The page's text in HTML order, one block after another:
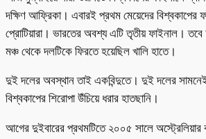
দক্ষিণ আফ্রিকা। এবারই প্রথম মেয়েদের বিশ্বকাপের
প্রোটিয়ারা। ভারতের অবশ্য এটি তৃতীয় ফাইনাল।
মঞ্চ থেকে দলটিকে ফিরতে হয়েছিল খালি হাতে।
দুই দলের অবস্থান তাই একবিন্দুতে। দুই দলের
বিশ্বকাপের শিরোপা উঁচিয়ে ধরার হাতছানি।
আগের দুইবারের প্রথমটিতে ২০০৫ সালে অস্ট্রেলিয়ার